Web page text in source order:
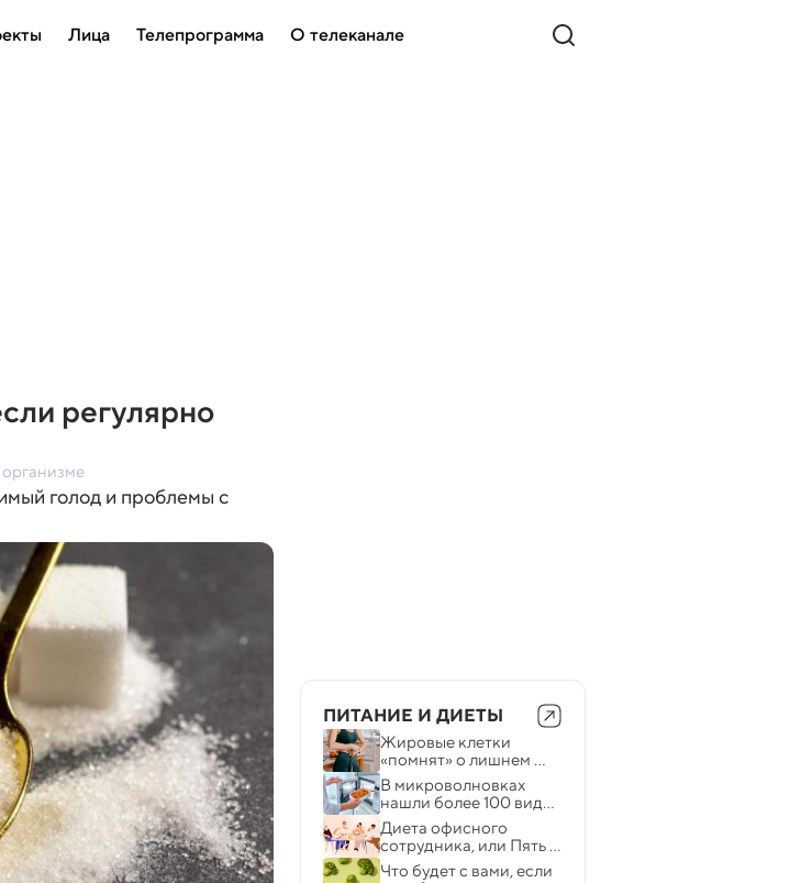
Лица Телепрограмма О телеканале
регулярно
голод и проблемы с
ПИТАНИЕ И ДИЕТЫ
Жировые клетки
«помнят» о лишнем
весе в прошлом — вот
откуда берется
«эффект йо-йо»
В микроволновках
нашли более 100 видов
болезнетворных
бактерий
Диета офисного
сотрудника, или Пять
секретов питания,
Что будет с вами, если